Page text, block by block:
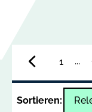
zur
1 ...
Sortieren: